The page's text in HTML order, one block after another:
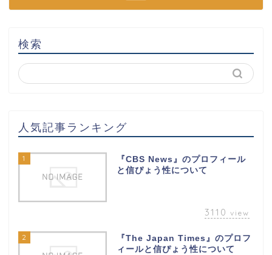
検索
人気記事ランキング
1
『CBS News』のプロフィール
と信ぴょう性について
3110 view
2
『The Japan Times』のプロフ
ィールと信ぴょう性について